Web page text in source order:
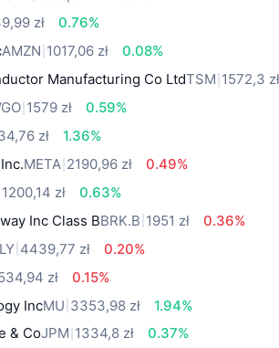
zł
0.76%
AMZN 1017,06 zł
0.08%
Manufacturing Co LtdTSM 1572,3
1579 zł
0.59%
zł
1.36%
META 2190,96 zł
0.49%
1200,14 zł
0.63%
Inc Class BBRK.B 1951 zł
0.36%
4439,77 zł
0.20%
zł
0.15%
IncMU 3353,98 zł
1.94%
& CoJPM 1334,8 zł
0.37%